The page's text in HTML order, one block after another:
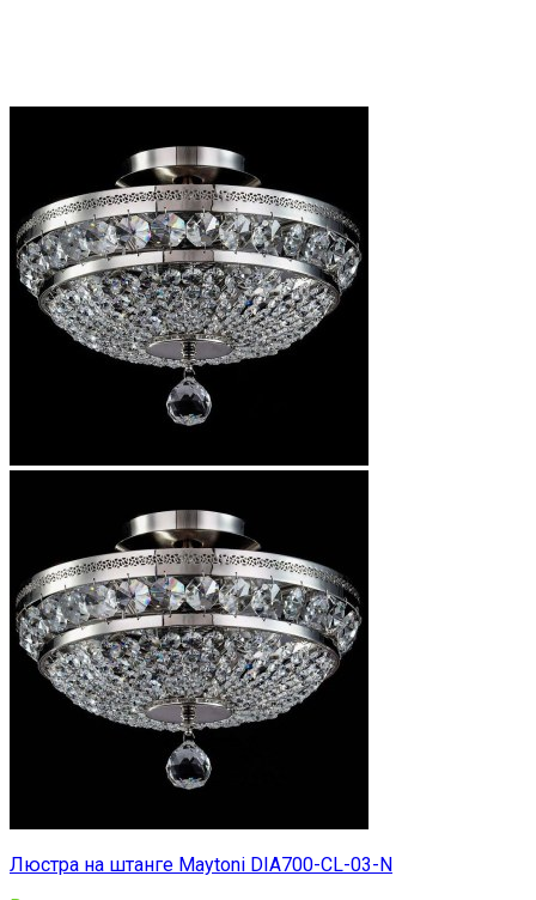
Люстра на штанге Maytoni DIA700-CL-03-N